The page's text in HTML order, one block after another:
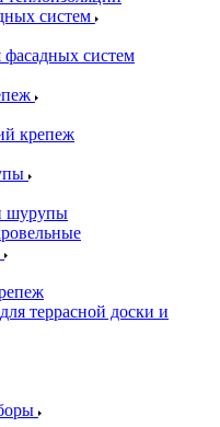
систем
систем
крепеж
шурупы
террасной доски и